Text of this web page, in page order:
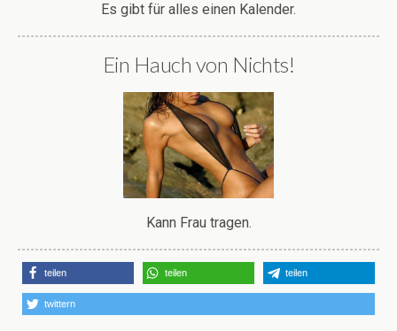
Es gibt für alles einen Kalender.
Ein Hauch von Nichts!
Kann Frau tragen.
teilen teilen teilen
twittern